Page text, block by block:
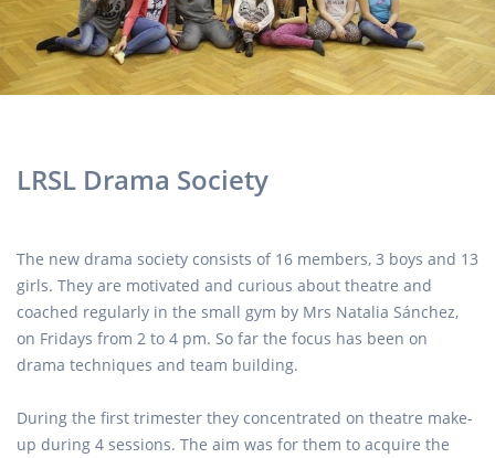
LRSL Drama Society
The new drama society consists of 16 members, 3 boys and 13
girls. They are motivated and curious about theatre and
coached regularly in the small gym by Mrs Natalia Sánchez,
on Fridays from 2 to 4 pm. So far the focus has been on
drama techniques and team building.
During the first trimester they concentrated on theatre make-
up during 4 sessions. The aim was for them to acquire the